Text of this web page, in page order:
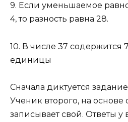
9. Если уменьшаемое
4, то разность равна 28.
10. В числе 37 содержится
единицы
Сначала диктуется
Ученик второго, на основе
записывает свой. Ответы у